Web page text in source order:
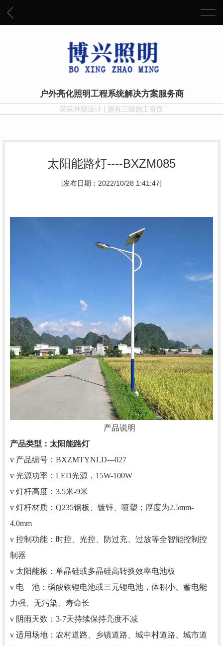
户外亮化照明工程系统解决方案服务商
荣获外观设计 | 拥有三级施工资质
太阳能路灯----BXZM085
[发布日期：2022/10/28 1:41:47]
产品说明
产品类型： 太阳能路灯
v 产品编号：BXZMTYNLD---027
v 光源功率：LED光源，15W-100W
v 灯杆高度：3.5米-9米
v 灯杆材质：Q235钢板、镀锌、喷塑；厚度为2.5mm-
4.0mm
v 控制功能：时控、光控、防过充、过放等全智能控制控
制器
v 太阳能板：单晶硅或多晶硅高转换效率电池板
v 电 池：磷酸铁锂电池或三元锂电池，体积小、蓄电能
力强、无污染、寿命长
v 阴雨天数：3-7天持续保持亮度不减
v 适用场地：农村道路、乡镇道路、城中村道路、城市道